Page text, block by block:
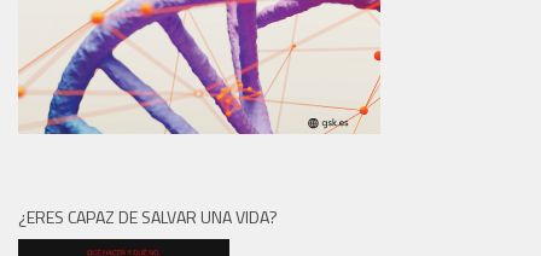
¿ERES CAPAZ DE SALVAR UNA VIDA?